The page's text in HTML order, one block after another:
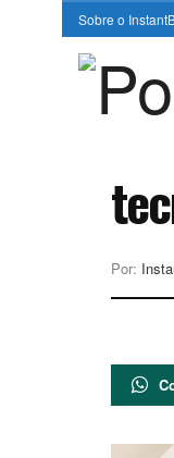
Sobre o
Por: